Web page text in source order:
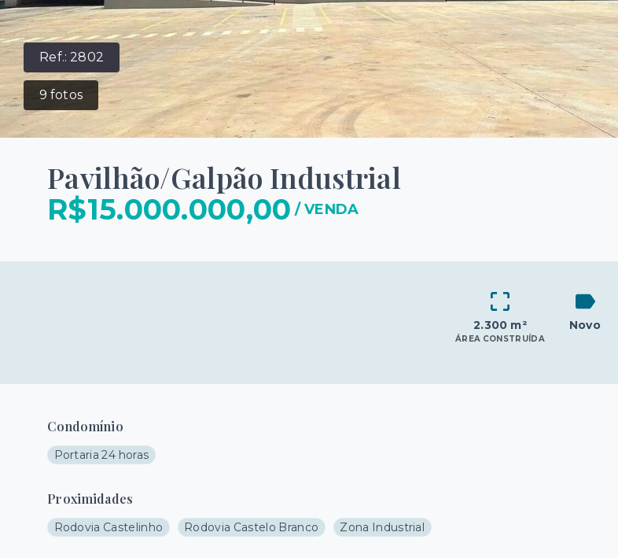
Ref.: 2802
9 fotos
Pavilhão/Galpão Industrial
R$15.000.000,00 /VENDA
2.300 m²
ÁREA CONSTRUÍDA
Novo
Condomínio
Portaria 24 horas
Proximidades
Rodovia Castelinho Rodovia Castelo Branco Zona Industrial